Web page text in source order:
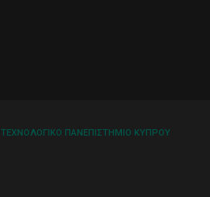
ΤΕΧΝΟΛΟΓΙΚΟ ΠΑΝΕΠΙΣΤΗΜΙΟ ΚΥΠΡΟΥ